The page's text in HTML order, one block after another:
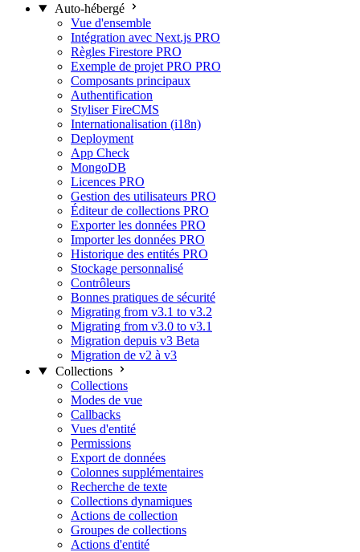
Auto-hébergé
Vue d'ensemble
Intégration avec Next.js PRO
Règles Firestore PRO
Exemple de projet PRO PRO
Composants principaux
Authentification
Styliser FireCMS
Internationalisation (i18n)
Deployment
App Check
MongoDB
Licences PRO
Gestion des utilisateurs PRO
Éditeur de collections PRO
Exporter les données PRO
Importer les données PRO
Historique des entités PRO
Stockage personnalisé
Contrôleurs
Bonnes pratiques de sécurité
Migrating from v3.1 to v3.2
Migrating from v3.0 to v3.1
Migration depuis v3 Beta
Migration de v2 à v3
Collections
Collections
Modes de vue
Callbacks
Vues d'entité
Permissions
Export de données
Colonnes supplémentaires
Recherche de texte
Collections dynamiques
Actions de collection
Groupes de collections
Actions d'entité